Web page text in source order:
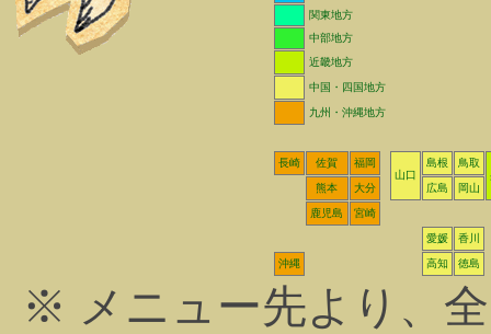
関東地方
中部地方
近畿地方
中国・四国地方
九州・沖縄地方
長崎 佐賀
福岡
山口
島根
鳥取
熊本
大分 広島 岡山
鹿児島 宮崎
愛媛 香川
沖縄 高知 徳島
※ メニュー先より、